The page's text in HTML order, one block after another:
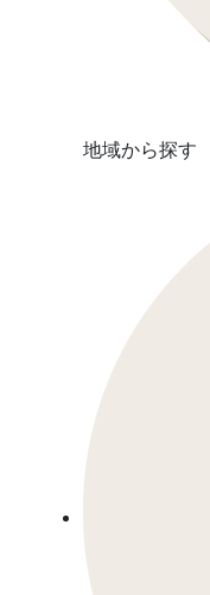
地域から探す